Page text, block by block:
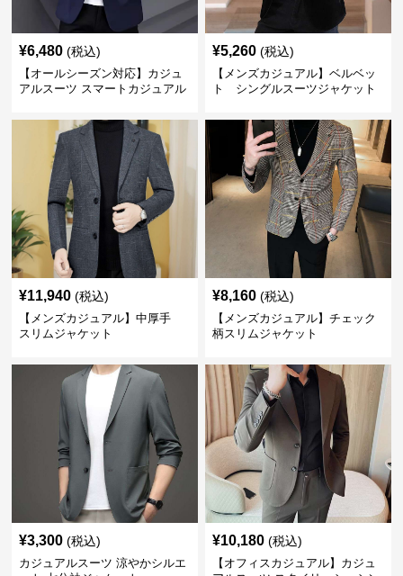
¥6,480 (税込)
【オールシーズン対応】カジュ
アルスーツ スマートカジュアル
¥5,260 (税込)
【メンズカジュアル】ベルベッ
ト シングルスーツジャケット
¥11,940 (税込)
【メンズカジュアル】中厚手
スリムジャケット
¥8,160 (税込)
【メンズカジュアル】チェック
柄スリムジャケット
¥3,300 (税込)
カジュアルスーツ 涼やかシルエ
¥10,180 (税込)
【オフィスカジュアル】カジュ